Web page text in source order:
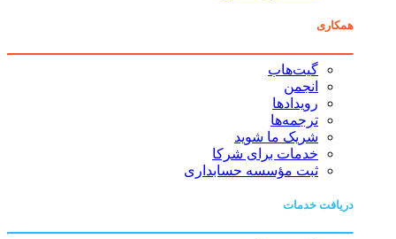
همکاری
گیت‌هاب
انجمن
رویدادها
ترجمه‌ها
شریک ما شوید
خدمات برای شرکا
ثبت مؤسسه حسابداری
دریافت خدمات